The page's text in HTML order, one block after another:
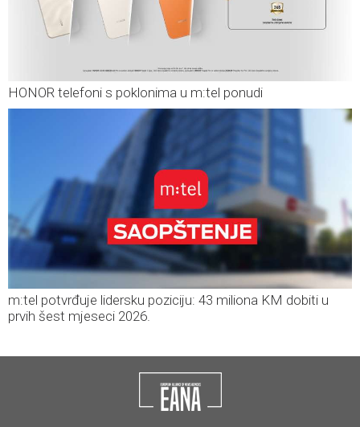
HONOR telefoni s poklonima u m:tel ponudi
m:tel potvrđuje lidersku poziciju: 43 miliona KM dobiti u
prvih šest mjeseci 2026.